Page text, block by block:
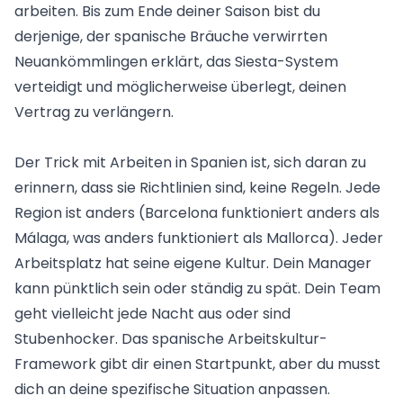
arbeiten. Bis zum Ende deiner Saison bist du
derjenige, der spanische Bräuche verwirrten
Neuankömmlingen erklärt, das Siesta-System
verteidigt und möglicherweise überlegt, deinen
Vertrag zu verlängern.
Der Trick mit Arbeiten in Spanienist, sich daran zu
erinnern, dass sie Richtlinien sind, keine Regeln. Jede
Region ist anders (Barcelona funktioniert anders als
Málaga, was anders funktioniert als Mallorca). Jeder
Arbeitsplatz hat seine eigene Kultur. Dein Manager
kann pünktlich sein oder ständig zu spät. Dein Team
geht vielleicht jede Nacht aus oder sind
Stubenhocker. Das spanische Arbeitskultur-
Framework gibt dir einen Startpunkt, aber du musst
dich an deine spezifische Situation anpassen.